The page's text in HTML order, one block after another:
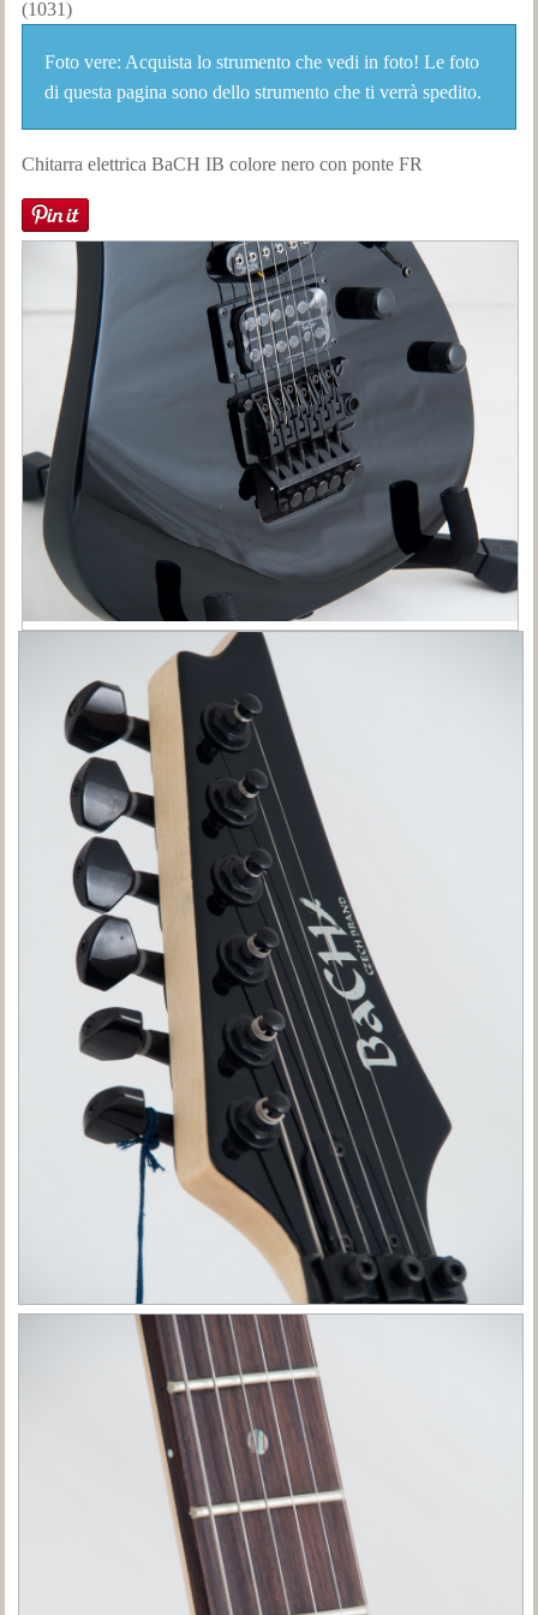
(1031)
Foto vere: Acquista lo strumento che vedi in foto! Le foto
di questa pagina sono dello strumento che ti verrà spedito.
Chitarra elettrica BaCH IB colore nero con ponte FR